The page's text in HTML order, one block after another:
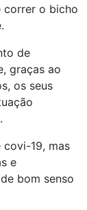
correr o bicho
de
graças ao
os seus
covi-19, mas
e
bom senso